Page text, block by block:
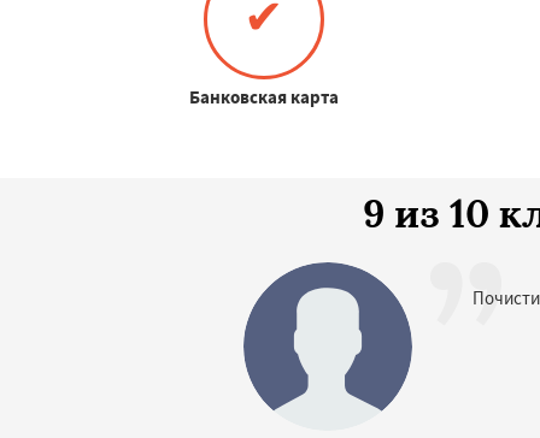
✔
Банковская карта
9 из 10